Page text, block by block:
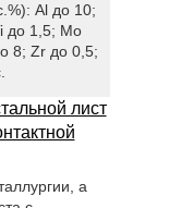
Al до 10;
до 1,5; Mo
8; Zr до 0,5;
лист
а